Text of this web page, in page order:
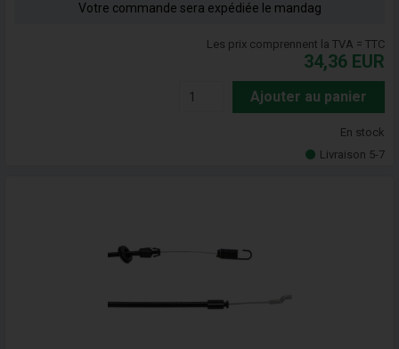
Votre commande sera expédiée le mandag
Les prix comprennent la TVA = TTC
34,36 EUR
Ajouter au panier
En stock
Livraison 5-7